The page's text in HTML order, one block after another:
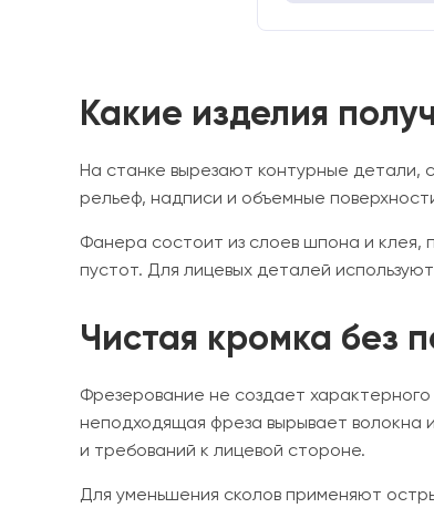
Какие изделия
На станке вырезают контурные
рельеф, надписи и объемные
Фанера состоит из слоев шпона и клея,
пустот. Для лицевых деталей
Чистая кромка без
Фрезерование не создает
неподходящая фреза вырывает волокна
и требований к лицевой стороне.
Для уменьшения сколов применяют